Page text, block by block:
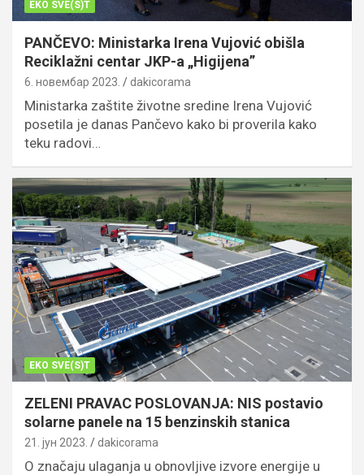
EKO SVE(S)T
PANČEVO: Ministarka Irena Vujović obišla
Reciklažni centar JKP-a „Higijena”
6. новембар 2023. dakicorama
Ministarka zaštite životne sredine Irena Vujović
posetila je danas Pančevo kako bi proverila kako
teku radovi…
EKO SVE(S)T
ZELENI PRAVAC POSLOVANJA: NIS postavio
solarne panele na 15 benzinskih stanica
21. јун 2023. dakicorama
O značaju ulaganja u obnovljive izvore energije u